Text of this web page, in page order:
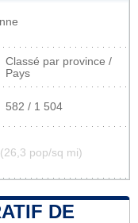
Classé par province /
Pays
582 / 1 504
(26,3 pop/sq mi)
DE